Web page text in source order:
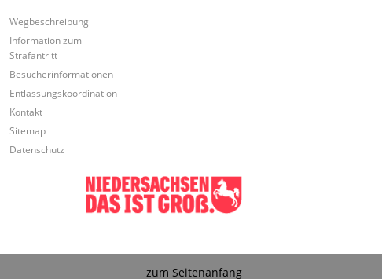
Wegbeschreibung
Information zum
Strafantritt
Besucherinformationen
Entlassungskoordination
Kontakt
Sitemap
Datenschutz
zum Seitenanfang